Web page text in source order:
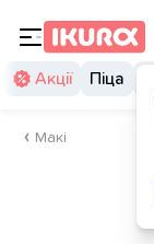
Акції Піца
Макі